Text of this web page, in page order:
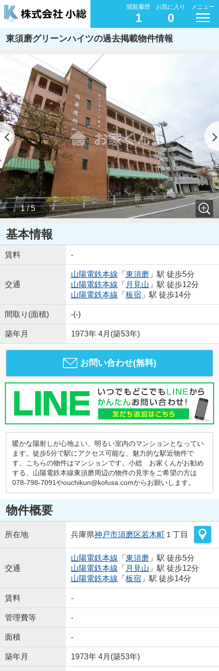
閲覧履歴
1
お気に入り
0
メニュー
東須磨グリーンハイツの過去掲載物件情報
1 / 5
基本情報
賃料 -
交通
山陽電鉄本線 「 東須磨 」駅 徒歩5分
山陽電鉄本線 「 月見山 」駅 徒歩12分
山陽電鉄本線 「 板宿 」駅 徒歩14分
間取り(面積) -(-)
築年月 1973年 4月(築53年)
お問い合わせ(無料)
暖かな陽射しが心地よい、明るい室内のマンションとなってい
ます。徒歩5分で駅にアクセス可能な、魅力的な駅近物件で
す。こちらの物件はマンションです。小総 お家くんがお勧め
する、山陽電鉄本線東須磨周辺の物件の見学をご希望の方は
078-798-7091やouchikun@kofusa.comからお願いします。
物件概要
所在地 兵庫県神戸市須磨区若木町１丁目
交通
山陽電鉄本線 「 東須磨 」駅 徒歩5分
山陽電鉄本線 「 月見山 」駅 徒歩12分
山陽電鉄本線 「 板宿 」駅 徒歩14分
賃料 -
管理費等 -
面積 -
築年月 1973年 4月(築53年)